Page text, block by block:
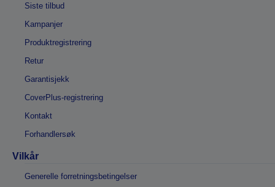
Siste tilbud
Kampanjer
Produktregistrering
Retur
Garantisjekk
CoverPlus-registrering
Kontakt
Forhandlersøk
Vilkår
Generelle forretningsbetingelser